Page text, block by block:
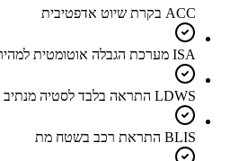
ACC בקרת שיוט אדפטיבית
ISA מערכת הגבלה אוטומטית למהירות הרכב
LDWS התראה בלבד לסטיה מנתיב
BLIS התראת רכב בשטח מת